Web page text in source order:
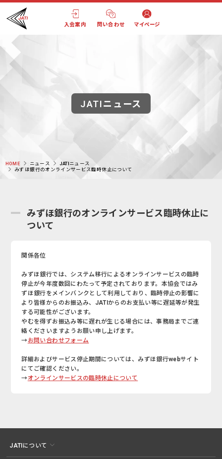
入会案内 問い合わせ マイページ
JATIニュース
HOME ニュース
JATIニュース
みずほ銀行のオンラインサービス臨時休止について
みずほ銀行のオンラインサービス臨時休止に
ついて
関係各位
みずほ銀行では、システム移行によるオンラインサービスの臨時
停止が今年度数回にわたって予定されております。本協会ではみ
ずほ銀行をメインバンクとして利用しており、臨時停止の影響に
より皆様からのお振込み、JATIからのお支払い等に遅延等が発生
する可能性がございます。
やむを得ずお振込み等に遅れが生じる場合には、事務局までご連
絡くださいますようお願い申し上げます。
→お問い合わせフォーム
詳細およびサービス停止期間については、みずほ銀行webサイト
にてご確認ください。
→オンラインサービスの臨時休止について
JATIについて